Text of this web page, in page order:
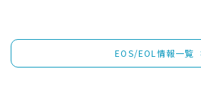
EOS/EOL情報一覧